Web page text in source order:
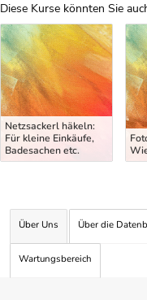
Diese Kurse könnten Sie
Uber
Netzsackerl häkeln:
Für kleine Einkäufe,
Badesachen etc.
Über Uns Über die
Wartungsbereich